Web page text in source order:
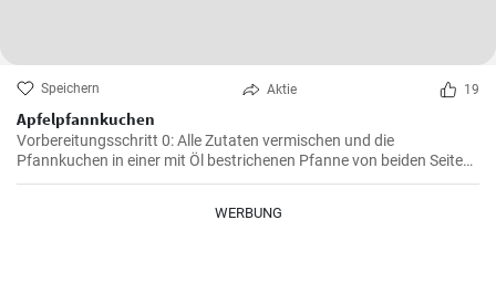
Speichern Aktie 19
Apfelpfannkuchen
Vorbereitungsschritt 0: Alle Zutaten vermischen und die
Pfannkuchen in einer mit Öl bestrichenen Pfanne von beiden Seiten
braten.
WERBUNG